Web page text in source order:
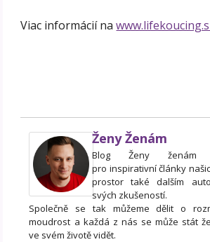
Viac informácií na
Ženy Ženám
Blog Ženy ženám
pro inspirativní články
prostor také dalším
svých zkušeností.
Společně se tak můžeme dělit o
moudrost a každá z nás se může stát
ve svém životě vidět.